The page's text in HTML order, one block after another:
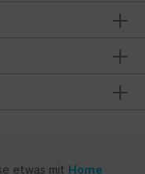
etwas mit Home